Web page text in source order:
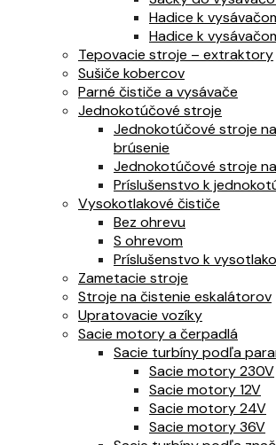
Hadice k
Hadice k
Tepovacie stroje – extraktory
Sušiče kobercov
Parné čističe a vysávače
Jednokotúčové stroje
Jednokotúčové stroje
brúsenie
Jednokotúčové stroje
Príslušenstvo k
Vysokotlakové čističe
Bez ohrevu
S ohrevom
Príslušenstvo k
Zametacie stroje
Stroje na čistenie eskalátorov
Upratovacie vozíky
Sacie motory a čerpadlá
Sacie turbíny podľa
Sacie motory 230V
Sacie motory 12V
Sacie motory 24V
Sacie motory 36V